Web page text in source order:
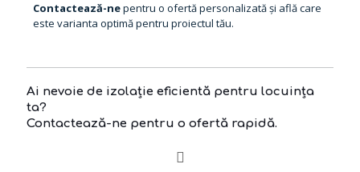
Contactează-nepentru o ofertă personalizată și află care
este varianta optimă pentru proiectul tău.
Ai nevoie de izolație eficientă pentru locuința
ta?
Contactează-ne pentru o ofertă rapidă.